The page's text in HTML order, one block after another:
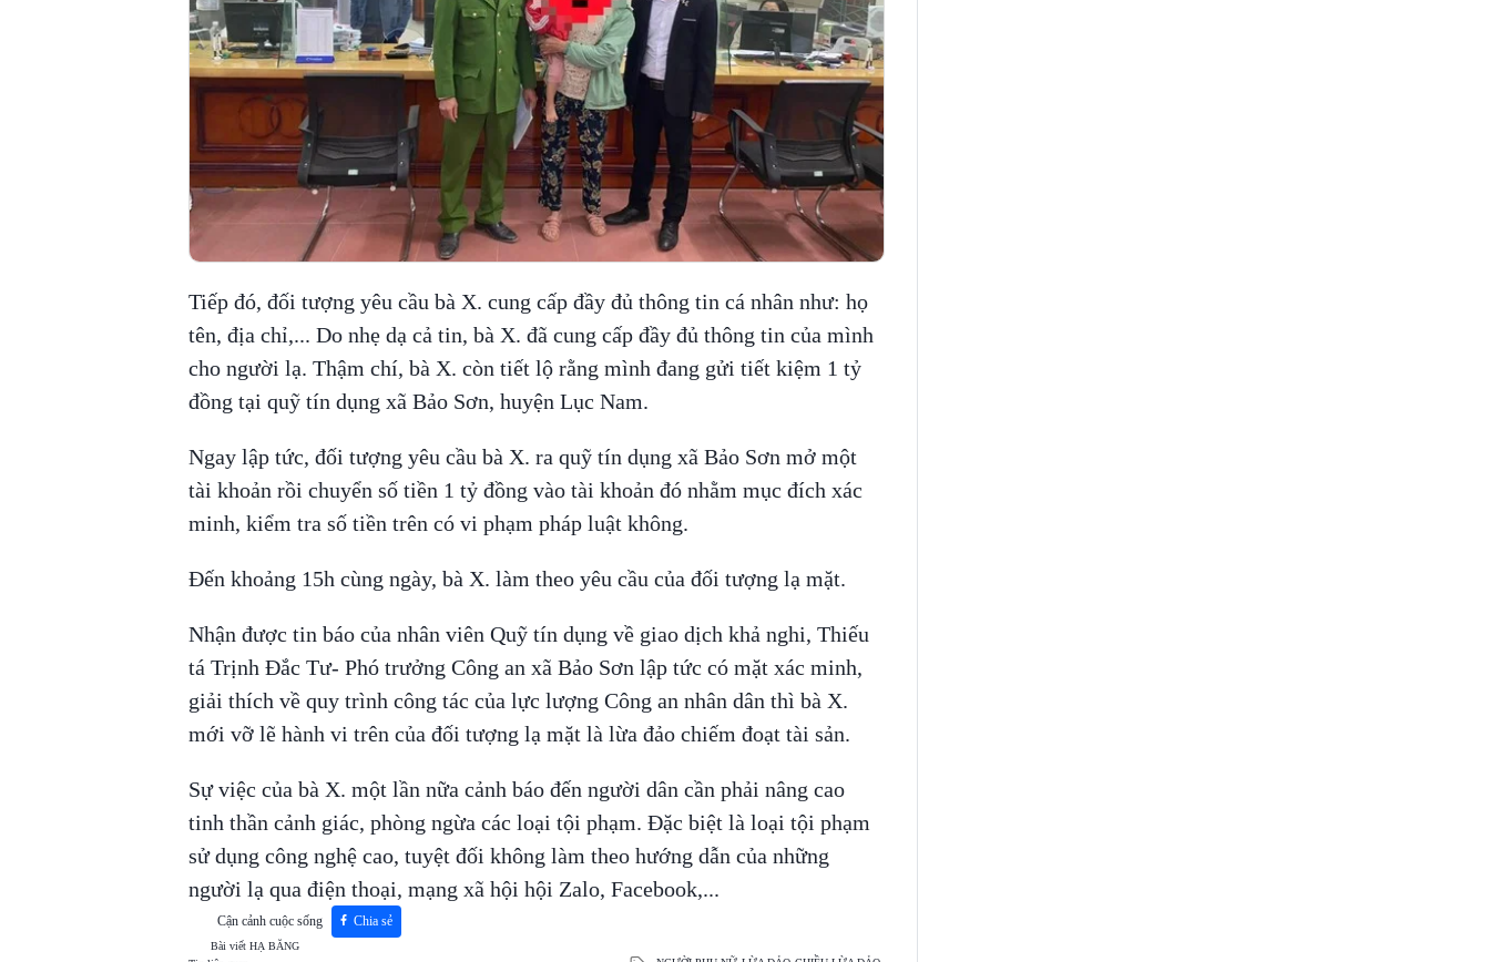
Tiếp đó, đối tượng yêu cầu bà X. cung cấp đầy đủ thông tin cá nhân như: họ
tên, địa chỉ,... Do nhẹ dạ cả tin, bà X. đã cung cấp đầy đủ thông tin của mình
cho người lạ. Thậm chí, bà X. còn tiết lộ rằng mình đang gửi tiết kiệm 1 tỷ
đồng tại quỹ tín dụng xã Bảo Sơn, huyện Lục Nam.
Ngay lập tức, đối tượng yêu cầu bà X. ra quỹ tín dụng xã Bảo Sơn mở một
tài khoản rồi chuyển số tiền 1 tỷ đồng vào tài khoản đó nhằm mục đích xác
minh, kiểm tra số tiền trên có vi phạm pháp luật không.
Đến khoảng 15h cùng ngày, bà X. làm theo yêu cầu của đối tượng lạ mặt.
Nhận được tin báo của nhân viên Quỹ tín dụng về giao dịch khả nghi, Thiếu
tá Trịnh Đắc Tư- Phó trưởng Công an xã Bảo Sơn lập tức có mặt xác minh,
giải thích về quy trình công tác của lực lượng Công an nhân dân thì bà X.
mới vỡ lẽ hành vi trên của đối tượng lạ mặt là lừa đảo chiếm đoạt tài sản.
Sự việc của bà X. một lần nữa cảnh báo đến người dân cần phải nâng cao
tinh thần cảnh giác, phòng ngừa các loại tội phạm. Đặc biệt là loại tội phạm
sử dụng công nghệ cao, tuyệt đối không làm theo hướng dẫn của những
người lạ qua điện thoại, mạng xã hội hội Zalo, Facebook,...
Cận cảnh cuộc sống Chia sẻ
Bài viết HẠ BĂNG